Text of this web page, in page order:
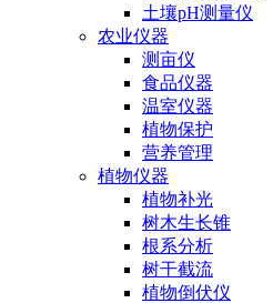
土壤pH测量仪
农业仪器
测亩仪
食品仪器
温室仪器
植物保护
营养管理
植物仪器
植物补光
树木生长锥
根系分析
树干截流
植物倒伏仪